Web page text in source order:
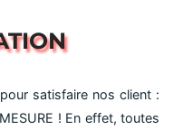
satisfaire nos client :
! En effet, toutes